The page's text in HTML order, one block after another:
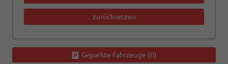
zurücksetzen
Geparkte Fahrzeuge (0)